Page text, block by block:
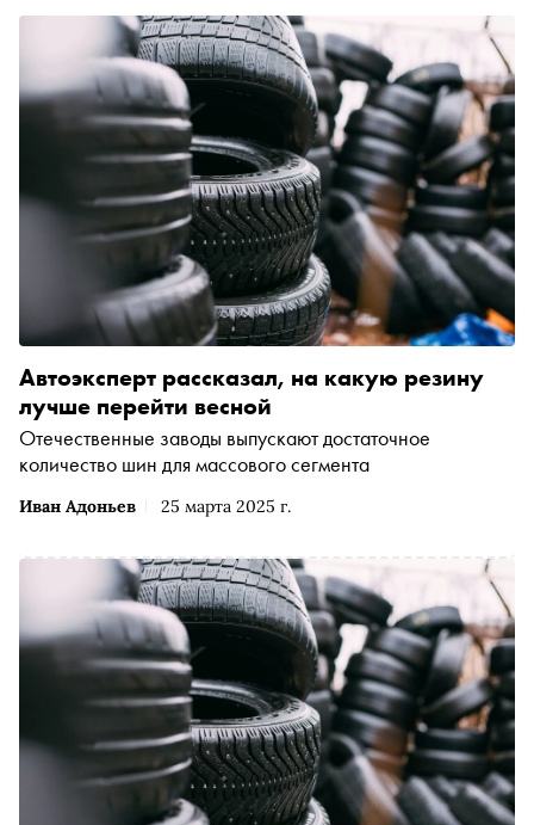
Иван Адоньев 25 марта 2025 г.
Автоэксперт рассказал, на какую резину
лучше перейти весной
Отечественные заводы выпускают достаточное
количество шин для массового сегмента